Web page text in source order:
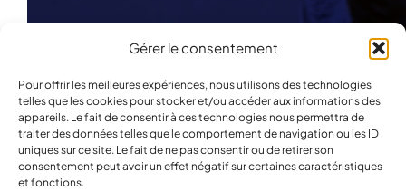
Gérer le consentement
Pour offrir les meilleures expériences, nous utilisons des technologies
telles que les cookies pour stocker et/ou accéder aux informations des
appareils. Le fait de consentir à ces technologies nous permettra de
traiter des données telles que le comportement de navigation ou les ID
uniques sur ce site. Le fait de ne pas consentir ou de retirer son
consentement peut avoir un effet négatif sur certaines caractéristiques
et fonctions.